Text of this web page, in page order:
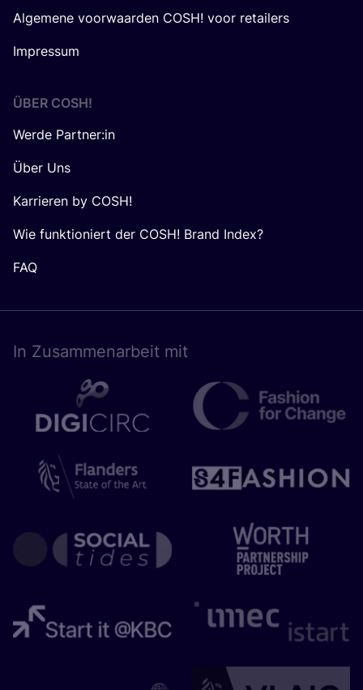
Algemene voorwaarden COSH! voor retailers
Impressum
ÜBER COSH!
Werde Partner:in
Über Uns
Karrieren by COSH!
Wie funktioniert der COSH! Brand Index?
FAQ
In Zusam­men­ar­beit mit